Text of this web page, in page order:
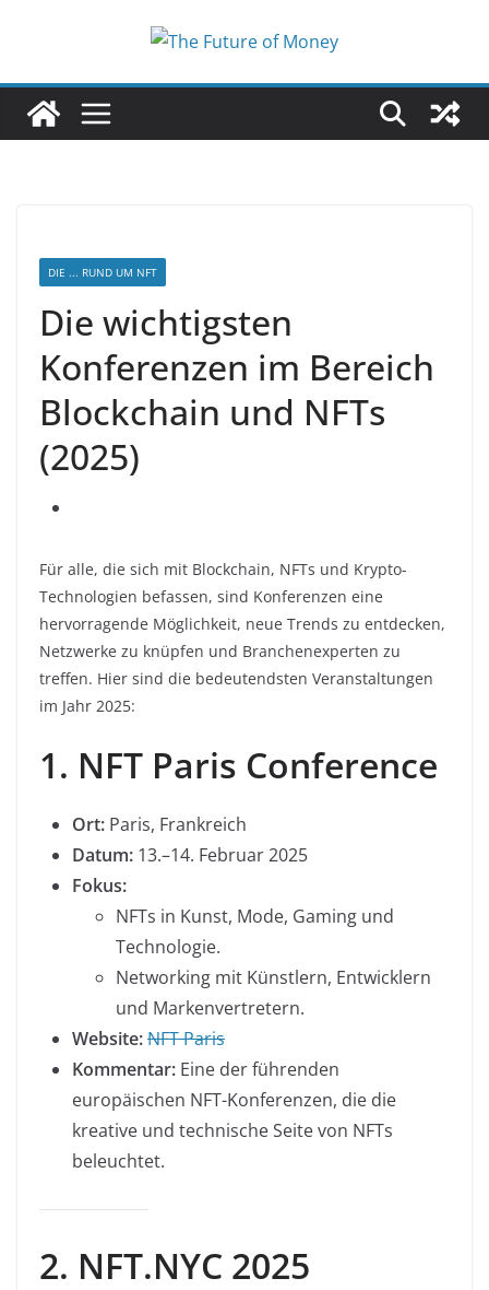
DIE ... RUND UM NFT
Die wichtigsten
Konferenzen im Bereich
Blockchain und NFTs
(2025)
Für alle, die sich mit Blockchain, NFTs und Krypto-
Technologien befassen, sind Konferenzen eine
hervorragende Möglichkeit, neue Trends zu entdecken,
Netzwerke zu knüpfen und Branchenexperten zu
treffen. Hier sind die bedeutendsten Veranstaltungen
im Jahr 2025:
1. NFT Paris Conference
Ort: Paris, Frankreich
Datum: 13.–14. Februar 2025
Fokus:
NFTs in Kunst, Mode, Gaming und
Technologie.
Networking mit Künstlern, Entwicklern
und Markenvertretern.
Website:NFT Paris
Kommentar: Eine der führenden
europäischen NFT-Konferenzen, die die
kreative und technische Seite von NFTs
beleuchtet.
2. NFT.NYC 2025